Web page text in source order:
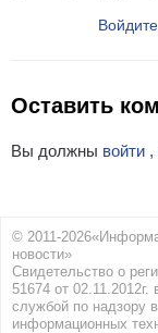
Оставить
Вы должны войти
© 2011-
новости»
Свидетельство о
51674 от
службой по надзору
информационных